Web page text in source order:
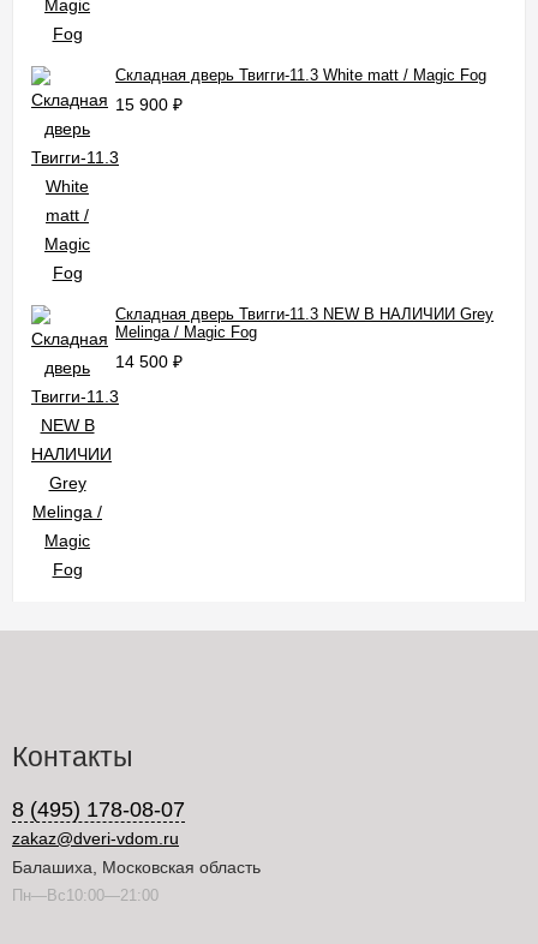
Складная дверь Твигги-11.3 White matt / Magic Fog
15 900 ₽
Складная дверь Твигги-11.3 NEW В НАЛИЧИИ Grey
Melinga / Magic Fog
14 500 ₽
Контакты
8 (495) 178-08-07
zakaz@dveri-vdom.ru
Балашиха, Московская область
Пн—Вс10:00—21:00